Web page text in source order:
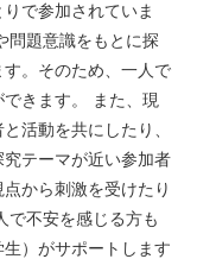
で参加されていま
問題意識をもとに探
。そのため、一人で
きます。 また、現
活動を共にしたり、
テーマが近い参加者
から刺激を受けたり
で不安を感じる方も
）がサポートします